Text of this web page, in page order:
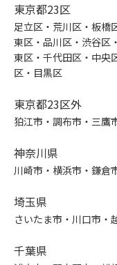
東京都23区
足立区・荒川区・板橋
東区・品川区・渋谷区
東区・千代田区・中央
区・目黒区
東京都23区外
狛江市・調布市・三鷹
神奈川県
川崎市・横浜市・鎌倉
埼玉県
さいたま市・川口市・
千葉県